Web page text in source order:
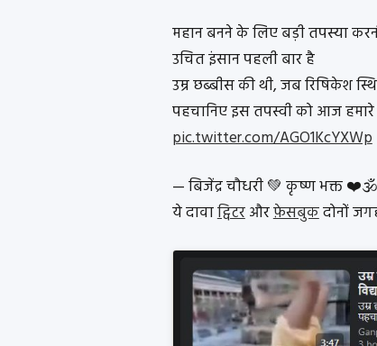
महान बनने के लिए बड़ी तपस्या
उचित इंसान पहली बार है
उम्र छब्बीस की थी, जब रिषिकेश
पहचानिए इस तपस्वी को आज हमारे
pic.twitter.com/AGO1KcYXWp
— बिजेंद्र चौधरी 💚 कृष्ण भक्त
ये दावाट्विटरऔरफ़ेसबुकदोनों